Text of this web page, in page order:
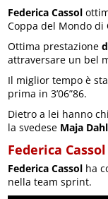
Federica Cassol
Coppa del Mondo di
Ottima prestazione
attraversare un bel
Il miglior tempo è
prima in 3’06”86.
Dietro a lei hanno
la svedese Maja
Federica
Federica Cassol ha
nella team sprint.